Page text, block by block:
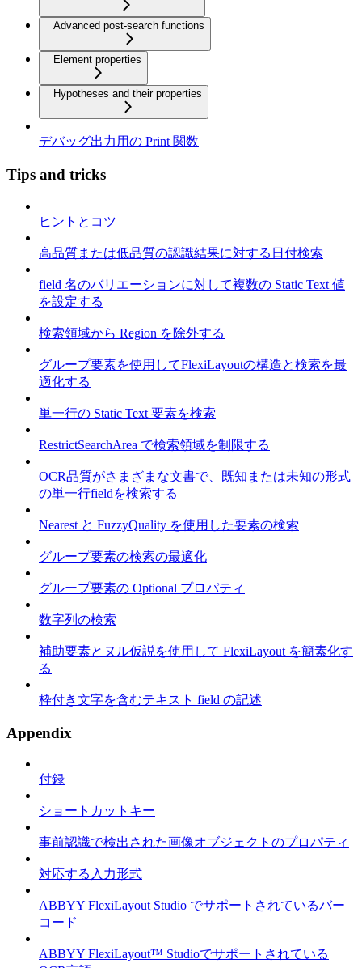
Advanced post-search functions
Element properties
Hypotheses and their properties
デバッグ出力用の Print 関数
Tips and tricks
ヒントとコツ
高品質または低品質の認識結果に対する日付検索
field 名のバリエーションに対して複数の Static Text 値
を設定する
検索領域から Region を除外する
グループ要素を使用してFlexiLayoutの構造と検索を最
適化する
単一行の Static Text 要素を検索
RestrictSearchArea で検索領域を制限する
OCR品質がさまざまな文書で、既知または未知の形式
の単一行fieldを検索する
Nearest と FuzzyQuality を使用した要素の検索
グループ要素の検索の最適化
グループ要素の Optional プロパティ
数字列の検索
補助要素とヌル仮説を使用して FlexiLayout を簡素化す
る
枠付き文字を含むテキスト field の記述
Appendix
付録
ショートカットキー
事前認識で検出された画像オブジェクトのプロパティ
対応する入力形式
ABBYY FlexiLayout Studio でサポートされているバー
コード
ABBYY FlexiLayout™ Studioでサポートされている